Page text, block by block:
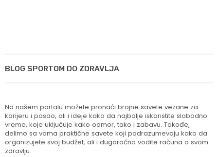
BLOG SPORTOM DO ZDRAVLJA
Na našem portalu možete pronaći brojne savete vezane za
karijeru i posao, ali i ideje kako da najbolje iskoristite slobodno
vreme, koje uključuje kako odmor, tako i zabavu. Takođe,
delimo sa vama praktične savete koji podrazumevaju kako da
organizujete svoj budžet, ali i dugoročno vodite računa o svom
zdravlju.